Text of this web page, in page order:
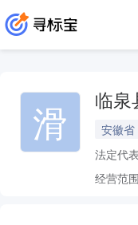
滑 临泉
安徽
法定代
经营范